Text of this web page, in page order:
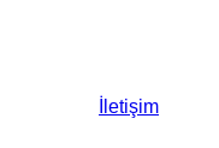
İletişim